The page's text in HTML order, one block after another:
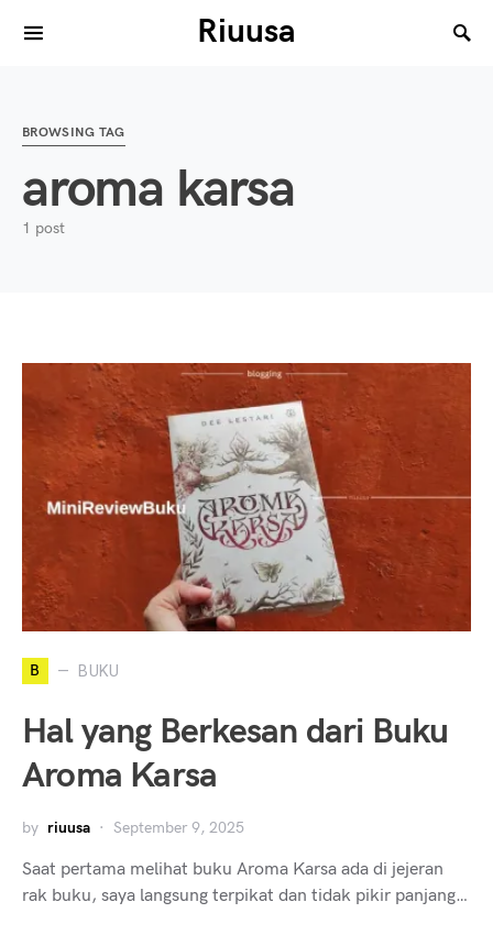
Riuusa
Search for:
BROWSING TAG
aroma karsa
1 post
B BUKU
Hal yang Berkesan dari Buku
Aroma Karsa
by riuusa September 9, 2025
Saat pertama melihat buku Aroma Karsa ada di jejeran
rak buku, saya langsung terpikat dan tidak pikir panjang…